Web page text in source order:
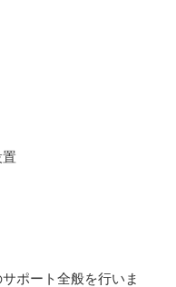
ポート全般を行いま